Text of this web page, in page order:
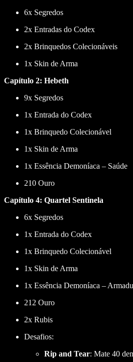
6x Segredos
2x Entradas do Codex
2x Brinquedos Colecionáveis
1x Skin de Arma
Capítulo 2: Hebeth
9x Segredos
1x Entrada do Codex
1x Brinquedo Colecionável
1x Skin de Arma
1x Essência Demoníaca – Saúde
210 Ouro
Capítulo 4: Quartel Sentinela
6x Segredos
1x Entrada do Codex
1x Brinquedo Colecionável
1x Skin de Arma
1x Essência Demoníaca –
212 Ouro
2x Rubis
Desafios:
Rip and Tear: Mate 40